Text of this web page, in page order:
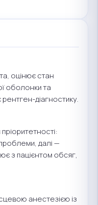
оцінює стан
оболонки та
діагностику.
далі —
з пацієнтом обсяг,
анестезією із